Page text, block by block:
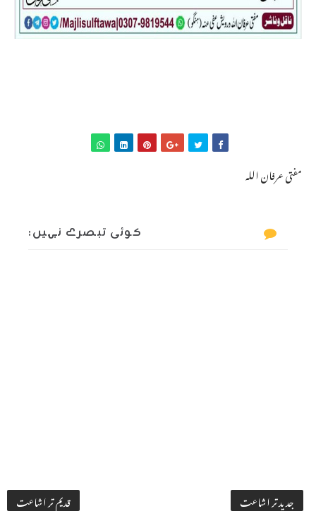
مفتی عرفان اللہ
کوئی تبصرے نہیں:
جدید تر اشاعت قدیم تر اشاعت